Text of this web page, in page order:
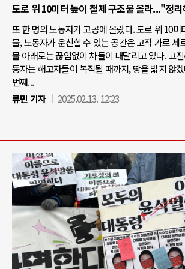
도로 위 10미터 높이 철제 구조물 올라..."정
또 한 명의 노동자가 고공에 올랐다. 도로 위 10미
물, 노동자가 운신할 수 있는 공간은 고작 가로 세
물 아래로는 끊임없이 차들이 내달리고 있다. 고
동자는 해고자들이 복직될 때까지, 땅을 밟지 않
번째...
류민 기자
2025.02.13. 12:23